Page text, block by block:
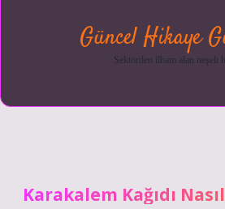
Güncel Hikaye
Sektörden ilham alan neşeli
Karakalem Kağıdı